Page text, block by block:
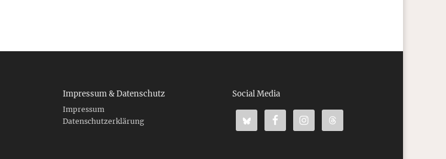
Impressum & Datenschutz
Impressum
Datenschutzerklärung
Social Media